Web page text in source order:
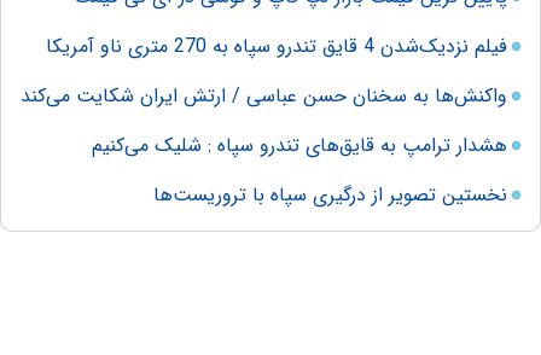
فیلم نزدیک‌شدن 4 قایق تندرو سپاه به 270 متری ناو آمریکا
واکنش‌ها به سخنان حسن عباسی / ارتش ایران شکایت می‌کند
هشدار ترامپ به قایق‌های تندرو سپاه : شلیک می‌کنیم
نخستین تصویر از درگیری سپاه با تروریست‌ها